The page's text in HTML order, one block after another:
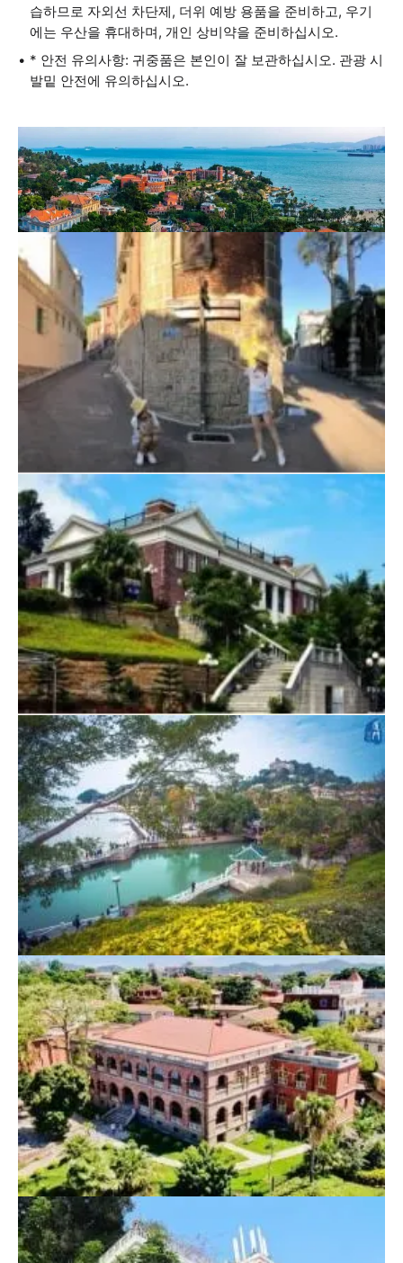
습하므로 자외선 차단제, 더위 예방 용품을 준비하고, 우기
에는 우산을 휴대하며, 개인 상비약을 준비하십시오.
* 안전 유의사항: 귀중품은 본인이 잘 보관하십시오. 관광 시
발밑 안전에 유의하십시오.